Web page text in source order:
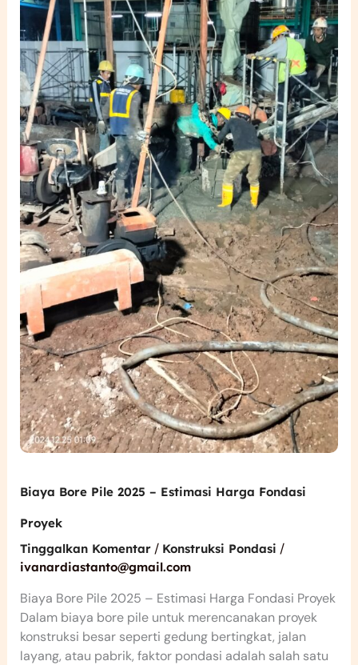
Biaya Bore Pile 2025 – Estimasi Harga Fondasi
Proyek
Tinggalkan Komentar / Konstruksi Pondasi /
ivanardiastanto@gmail.com
Biaya Bore Pile 2025 – Estimasi Harga Fondasi Proyek
Dalam biaya bore pile untuk merencanakan proyek
konstruksi besar seperti gedung bertingkat, jalan
layang, atau pabrik, faktor pondasi adalah salah satu
Proyek